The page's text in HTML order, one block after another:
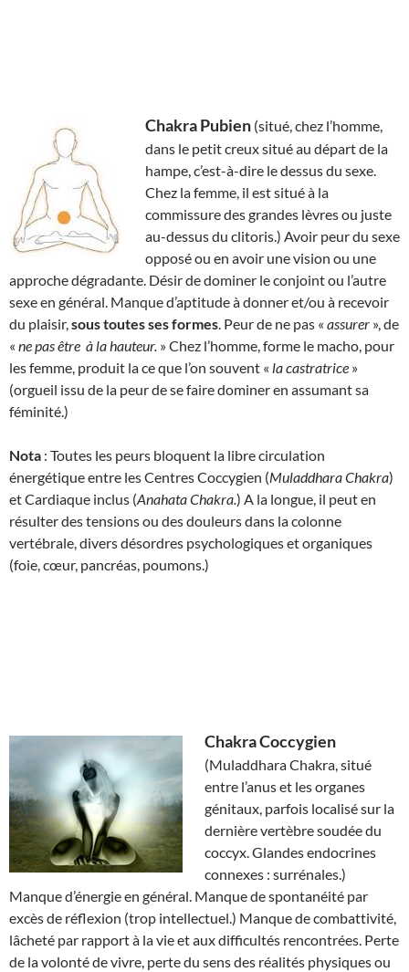
Chakra Pubien (situé, chez l’homme,
dans le petit creux situé au départ de la
hampe, c’est-à-dire le dessus du sexe.
Chez la femme, il est situé à la
commissure des grandes lèvres ou juste
au-dessus du clitoris.) Avoir peur du sexe
opposé ou en avoir une vision ou une
approche dégradante. Désir de dominer le conjoint ou l’autre
sexe en général. Manque d’aptitude à donner et/ou à recevoir
du plaisir,sous toutes ses formes. Peur de ne pas « assurer », de
« ne pas être à la hauteur. » Chez l’homme, forme le macho, pour
les femme, produit la ce que l’on souvent « lacastratrice »
(orgueil issu de la peur de se faire dominer en assumant sa
féminité.)
Nota : Toutes les peurs bloquent la libre circulation
énergétique entre les Centres Coccygien (Muladdhara Chakra)
et Cardiaque inclus (Anahata Chakra.) A la longue, il peut en
résulter des tensions ou des douleurs dans la colonne
vertébrale, divers désordres psychologiques et organiques
(foie, cœur, pancréas, poumons.)
ChakraCoccygien
(Muladdhara Chakra, situé
entre l’anus et les organes
génitaux, parfois localisé sur la
dernière vertèbre soudée du
coccyx. Glandes endocrines
connexes : surrénales.)
Manque d’énergie en général. Manque de spontanéité par
excès de réflexion (trop intellectuel.) Manque de combattivité,
lâcheté par rapport à la vie et aux difficultés rencontrées. Perte
de la volonté de vivre, perte du sens des réalités physiques ou